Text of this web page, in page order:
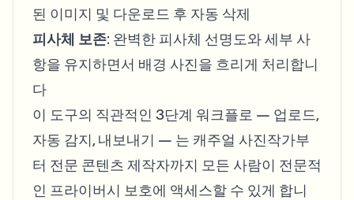
된 이미지 및 다운로드 후 자동 삭제
피사체 보존: 완벽한 피사체 선명도와 세부 사
항을 유지하면서 배경 사진을 흐리게 처리합니
다
이 도구의 직관적인 3단계 워크플로 — 업로드,
자동 감지, 내보내기 — 는 캐주얼 사진작가부
터 전문 콘텐츠 제작자까지 모든 사람이 전문적
인 프라이버시 보호에 액세스할 수 있게 합니